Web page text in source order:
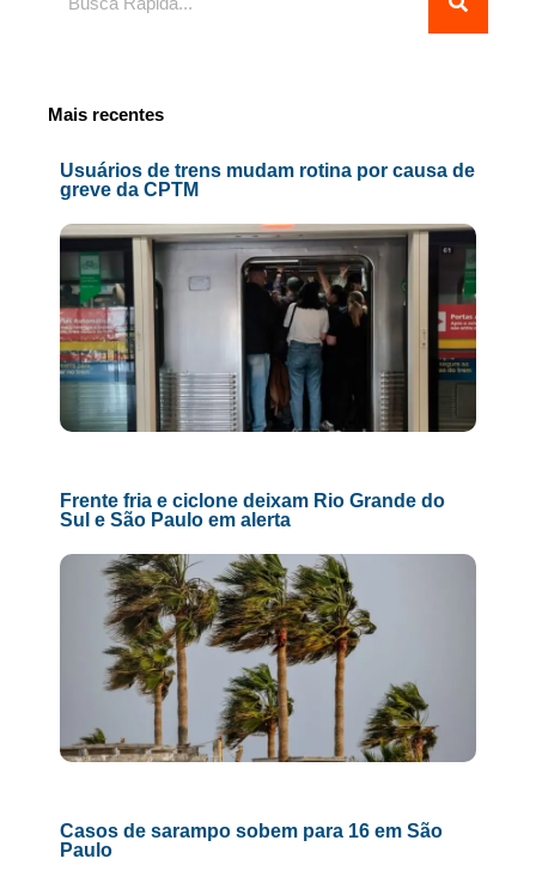
Mais recentes
Usuários de trens mudam rotina por causa de
greve da CPTM
Frente fria e ciclone deixam Rio Grande do
Sul e São Paulo em alerta
Casos de sarampo sobem para 16 em São
Paulo